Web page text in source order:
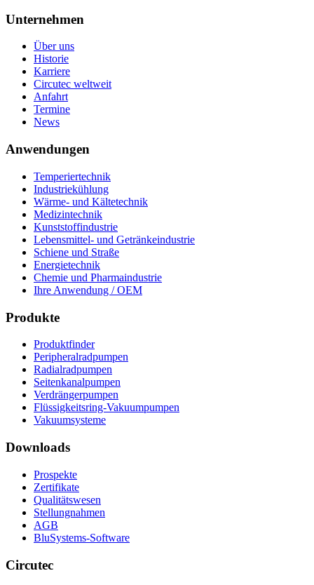
Unternehmen
Über uns
Historie
Karriere
Circutec weltweit
Anfahrt
Termine
News
Anwendungen
Temperiertechnik
Industriekühlung
Wärme- und Kältetechnik
Medizintechnik
Kunststoffindustrie
Lebensmittel- und Getränkeindustrie
Schiene und Straße
Energietechnik
Chemie und Pharmaindustrie
Ihre Anwendung / OEM
Produkte
Produktfinder
Peripheralradpumpen
Radialradpumpen
Seitenkanalpumpen
Verdrängerpumpen
Flüssigkeitsring-Vakuumpumpen
Vakuumsysteme
Downloads
Prospekte
Zertifikate
Qualitätswesen
Stellungnahmen
AGB
BluSystems-Software
Circutec